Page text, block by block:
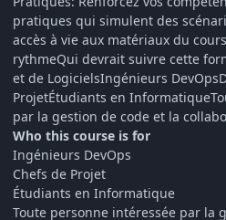
pratiques qui simulent des
accès à vie aux matériaux du
rythmeQui devrait suivre cette
et de LogicielsIngénieurs
ProjetÉtudiants en
par la gestion de code et la
Who this course is for
Ingénieurs DevOps
Chefs de Projet
Étudiants en Informatique
Toute personne intéressée par la